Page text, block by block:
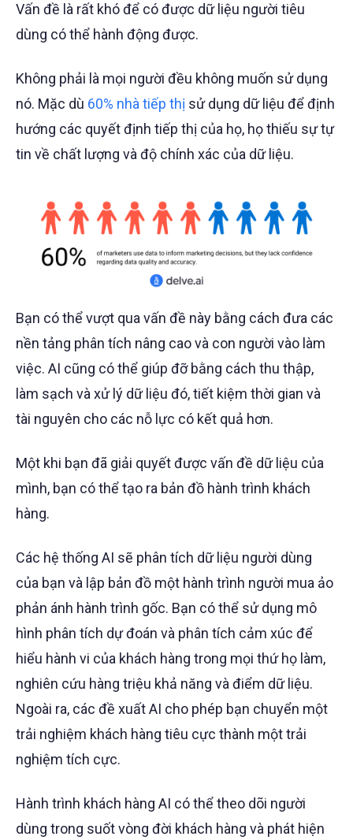
Vấn đề là rất khó để có được dữ liệu người tiêu
dùng có thể hành động được.
Không phải là mọi người đều không muốn sử dụng
nó. Mặc dù 60% nhà tiếp thị sử dụng dữ liệu để định
hướng các quyết định tiếp thị của họ, họ thiếu sự tự
tin về chất lượng và độ chính xác của dữ liệu.
Bạn có thể vượt qua vấn đề này bằng cách đưa các
nền tảng phân tích nâng cao và con người vào làm
việc. AI cũng có thể giúp đỡ bằng cách thu thập,
làm sạch và xử lý dữ liệu đó, tiết kiệm thời gian và
tài nguyên cho các nỗ lực có kết quả hơn.
Một khi bạn đã giải quyết được vấn đề dữ liệu của
mình, bạn có thể tạo ra bản đồ hành trình khách
hàng.
Các hệ thống AI sẽ phân tích dữ liệu người dùng
của bạn và lập bản đồ một hành trình người mua ảo
phản ánh hành trình gốc. Bạn có thể sử dụng mô
hình phân tích dự đoán và phân tích cảm xúc để
hiểu hành vi của khách hàng trong mọi thứ họ làm,
nghiên cứu hàng triệu khả năng và điểm dữ liệu.
Ngoài ra, các đề xuất AI cho phép bạn chuyển một
trải nghiệm khách hàng tiêu cực thành một trải
nghiệm tích cực.
Hành trình khách hàng AI có thể theo dõi người
dùng trong suốt vòng đời khách hàng và phát hiện